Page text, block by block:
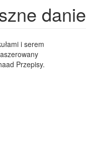
danie
i serem
Przepisy.